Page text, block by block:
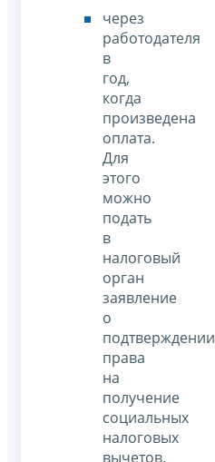
через
работодателя
в
год,
когда
произведена
оплата.
Для
этого
можно
подать
в
налоговый
орган
заявление
о
подтверждении
права
на
получение
социальных
налоговых
вычетов.